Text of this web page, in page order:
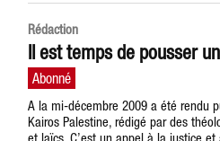
Rédaction
Il est temps de pousser
A la mi-décembre 2009 a été rendu
Kairos Palestine, rédigé par des
et laïcs. C’est un appel à la justice